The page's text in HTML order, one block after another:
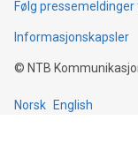
Følg
Informasjonskapsler
© NTB
Norsk English